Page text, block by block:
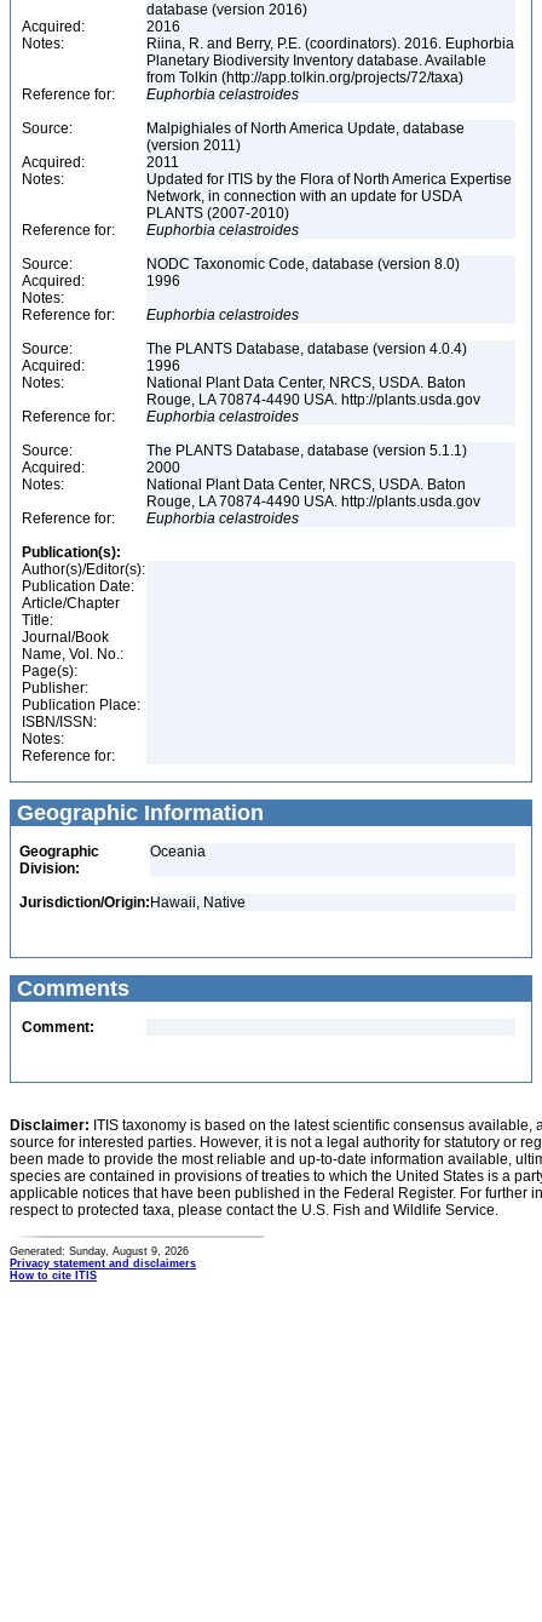
database (version 2016)
Acquired:
2016
Notes:
Riina, R. and Berry, P.E. (coordinators). 2016. Euphorbia
Planetary Biodiversity Inventory database. Available
from Tolkin (http://app.tolkin.org/projects/72/taxa)
Reference for:
Euphorbia celastroides
Source:
Malpighiales of North America Update, database
(version 2011)
Acquired:
2011
Notes:
Updated for ITIS by the Flora of North America Expertise
Network, in connection with an update for USDA
PLANTS (2007-2010)
Reference for:
Euphorbia celastroides
Source:
NODC Taxonomic Code, database (version 8.0)
Acquired:
1996
Notes:
Reference for:
Euphorbia celastroides
Source:
The PLANTS Database, database (version 4.0.4)
Acquired:
1996
Notes:
National Plant Data Center, NRCS, USDA. Baton
Rouge, LA 70874-4490 USA. http://plants.usda.gov
Reference for:
Euphorbia celastroides
Source:
The PLANTS Database, database (version 5.1.1)
Acquired:
2000
Notes:
National Plant Data Center, NRCS, USDA. Baton
Rouge, LA 70874-4490 USA. http://plants.usda.gov
Reference for:
Euphorbia celastroides
Publication(s):
Author(s)/Editor(s):
Publication Date:
Article/Chapter
Title:
Journal/Book
Name, Vol. No.:
Page(s):
Publisher:
Publication Place:
ISBN/ISSN:
Notes:
Reference for:
Geographic Information
Geographic
Division:
Oceania
Jurisdiction/Origin: Hawaii, Native
Comments
Comment:
Disclaimer: ITIS taxonomy is based on the latest scientific consensus
source for interested parties. However, it is not a legal authority for statutory or
been made to provide the most reliable and up-to-date information available,
species are contained in provisions of treaties to which the United States is a
applicable notices that have been published in the Federal Register. For further
respect to protected taxa, please contact the U.S. Fish and Wildlife Service.
Generated: Sunday, August 9, 2026
Privacy statement and disclaimers
How to cite ITIS